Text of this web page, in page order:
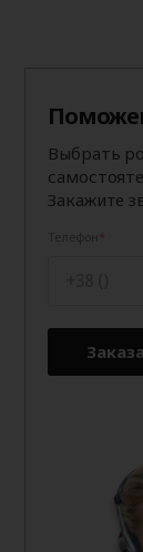
Выбрать
Закажите